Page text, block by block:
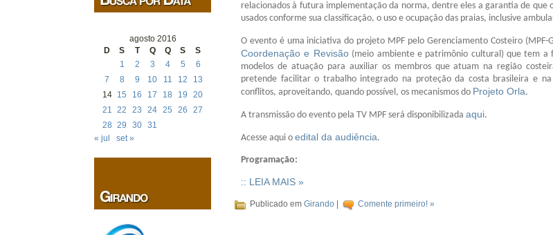
agosto 2016
D
S T Q Q S
S
1
2 3 4 5
6
7
8 9 10 11 12
13
14
15 16 17 18 19
20
21 22 23 24 25 26
27
28 29 30 31
« jul
set »
relacionados à futura implementação da norma, dentre eles a garantia de que
usados conforme sua classificação, o uso e ocupação das praias, inclusive
O evento é uma iniciativa do projeto MPF pelo Gerenciamento Costeiro (MPF-
Coordenação e Revisão(meio ambiente e patrimônio cultural) que tem a
modelos de atuação para auxiliar os membros que atuam na região
pretende facilitar o trabalho integrado na proteção da costa brasileira e na
conflitos, aproveitando, quando possível, os mecanismos do Projeto Orla.
A transmissão do evento pela TV MPF será disponibilizada aqui.
Acesse aqui o edital da audiência.
Programação:
:: LEIA MAIS »
Publicado em Girando Comente primeiro! »